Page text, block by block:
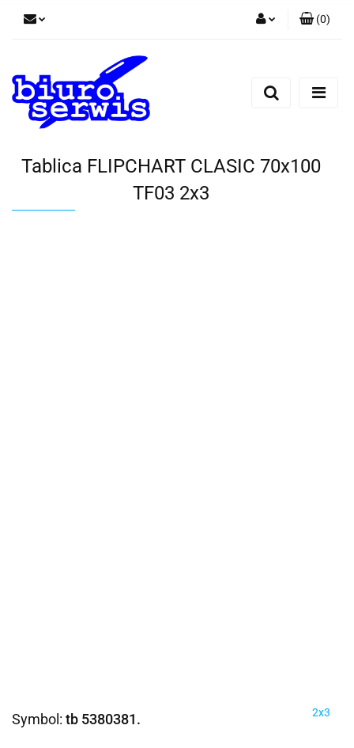
Zarejestruj się
(0)
Tablica FLIPCHART CLASIC 70x100
TF03 2x3
Symbol: tb 5380381. 2x3